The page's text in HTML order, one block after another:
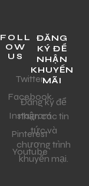
FOLL
OW
US
Twitter
Facebook
Instagram
Pinterest
Youtube
ĐĂNG
KÝ ĐỂ
NHẬN
KHUYẾN
MÃI
Đăng ký để
nhận các tin
tức và
chương trình
khuyến mại.